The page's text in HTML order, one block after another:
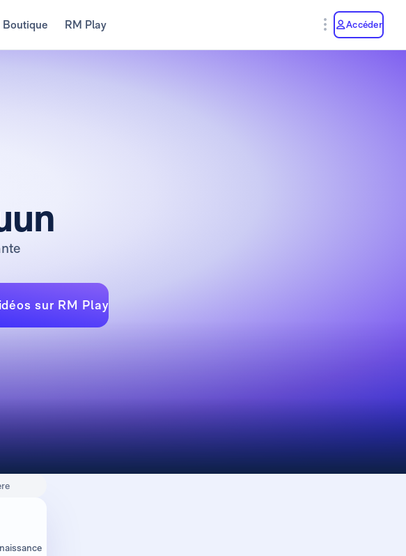
Boutique RM Play Accéder
sur RM Play